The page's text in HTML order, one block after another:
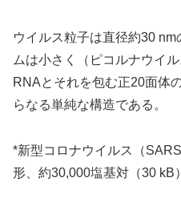
ウイルス粒子は直径約30
ムは小さく（ピコルナウイ
RNAとそれを包む正20面体
らなる単純な構造である。
*新型コロナウイルス（
形、約30,000塩基対（30 kB